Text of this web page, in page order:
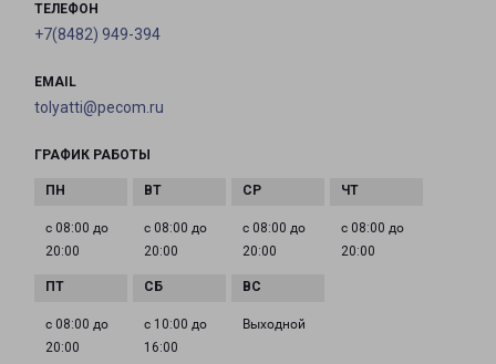
ТЕЛЕФОН
+7(8482) 949-394
EMAIL
tolyatti@pecom.ru
ГРАФИК РАБОТЫ
с 08:00 до
20:00
с 08:00 до
20:00
с 08:00 до
20:00
с 08:00 до
20:00
с 08:00 до
20:00
с 10:00 до
16:00
Выходной